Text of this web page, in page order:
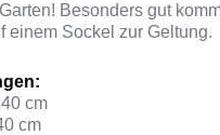
Besonders gut
einem Sockel zur Geltung.
cm
cm